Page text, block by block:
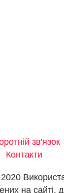
зв'язок
Контакти
на сайті,